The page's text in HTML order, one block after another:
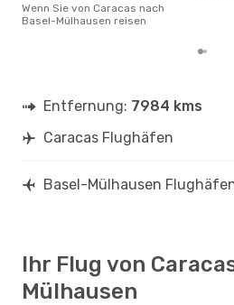
Wenn Sie von Caracas nach
Basel-Mülhausen reisen
Entfernung: 7984 kms
Caracas Flughäfen
Basel-Mülhausen
Ihr Flug von
Mülhausen